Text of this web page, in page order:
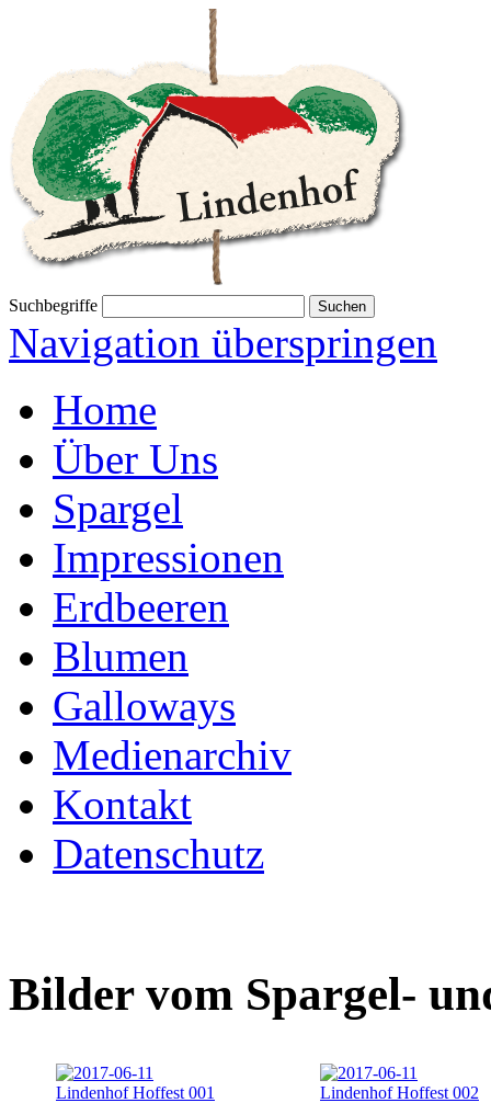
Suchbegriffe
Navigation überspringen
Home
Über Uns
Spargel
Impressionen
Erdbeeren
Blumen
Galloways
Medienarchiv
Kontakt
Datenschutz
Bilder vom Spargel-